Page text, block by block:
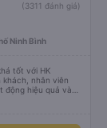
(3311 đánh giá)
Ninh Bình
tốt với HK
khách, nhân viên
động hiệu quả và
vì quy trình đặt